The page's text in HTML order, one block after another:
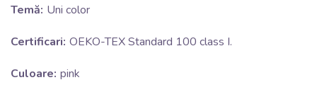
Temă: Uni color
Certificari: OEKO-TEX Standard 100 class I.
Culoare: pink